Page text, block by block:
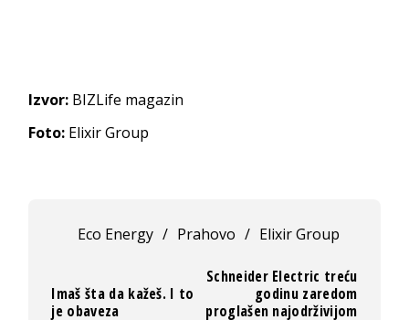
Izvor: BIZLife magazin
Foto: Elixir Group
Eco Energy / Prahovo / Elixir Group
Imaš šta da kažeš. I to
je obaveza
Schneider Electric treću
godinu zaredom
proglašen najodrživijom